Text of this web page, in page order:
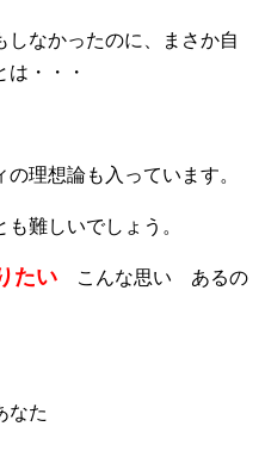
しなかったのに、まさか自
・・・
理想論も入っています。
難しいでしょう。
たい こんな思い あるの
なた